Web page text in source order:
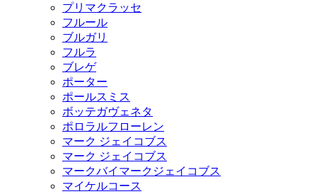
プリマクラッセ
フルール
ブルガリ
フルラ
ブレゲ
ポーター
ポールスミス
ボッテガヴェネタ
ポロラルフローレン
マーク ジェイコブス
マーク ジェイコブス
マークバイマークジェイコブス
マイケルコース